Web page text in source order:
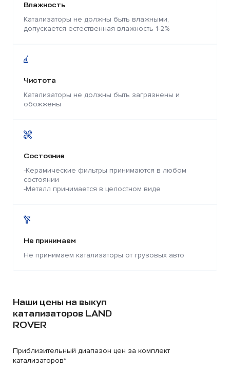
Влажность
Катализаторы не должны быть влажными,
допускается естественная влажность 1-2%
Чистота
Катализаторы не должны быть загрязнены и
обожжены
Состояние
-Керамические фильтры принимаются в любом
состоянии
-Металл принимается в целостном виде
Не принимаем
Не принимаем катализаторы от грузовых авто
Наши цены на выкуп
катализаторов LAND
ROVER
Приблизительный диапазон цен за комплект
катализаторов*